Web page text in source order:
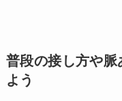
普段の接し方や脈
よう